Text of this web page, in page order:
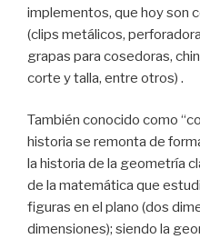
implementos, que hoy son
(clips metálicos,
grapas para cosedoras,
corte y talla, entre otros) .
También conocido como
historia se remonta de
la historia de la geometría
de la matemática que
figuras en el plano (dos
dimensiones); siendo la